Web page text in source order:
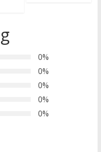
0%
0%
0%
0%
0%